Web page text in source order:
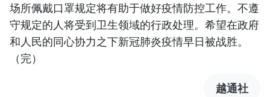
场所佩戴口罩规定将有助于做好疫情防控工作。不遵
守规定的人将受到卫生领域的行政处理。希望在政府
和人民的同心协力之下新冠肺炎疫情早日被战胜。
（完）
越通社